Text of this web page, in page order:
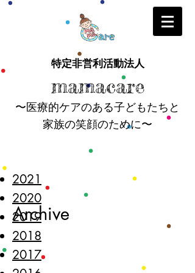
特定非営利活動法人
mamacare
〜医療的ケアのある子どもたちと
家族の笑顔のために〜
​Archive
2021
2020
2019
2018
2017